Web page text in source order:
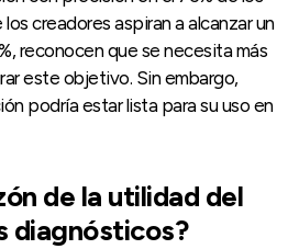
creadores aspiran a alcanzar un
reconocen que se necesita más
este objetivo. Sin embargo,
podría estar lista para su uso en
de la utilidad del
diagnósticos?